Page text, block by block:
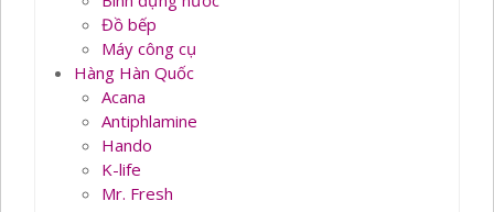
Đồ bếp
Máy công cụ
Hàng Hàn Quốc
Acana
Antiphlamine
Hando
K-life
Mr. Fresh